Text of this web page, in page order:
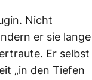
Nicht
er sie lange
Er selbst
„in den Tiefen